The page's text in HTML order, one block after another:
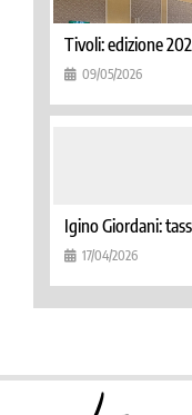
Tivoli: edizione
09/05/2026
Igino Giordani:
17/04/2026